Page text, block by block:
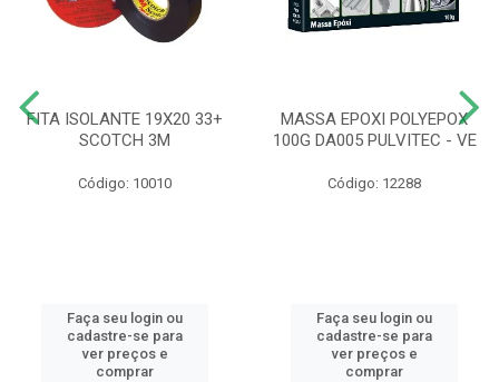
FITA ISOLANTE 19X20 33+
SCOTCH 3M
Código: 10010
Faça seu login ou
cadastre-se para
ver preços e
comprar
MASSA EPOXI POLYEPOX
100G DA005 PULVITEC - VE
Código: 12288
Faça seu login ou
cadastre-se para
ver preços e
comprar